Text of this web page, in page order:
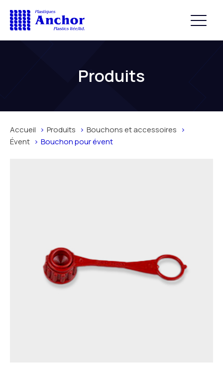
Produits
Accueil Produits
Bouchons et accessoires
Évent
Bouchon pour évent